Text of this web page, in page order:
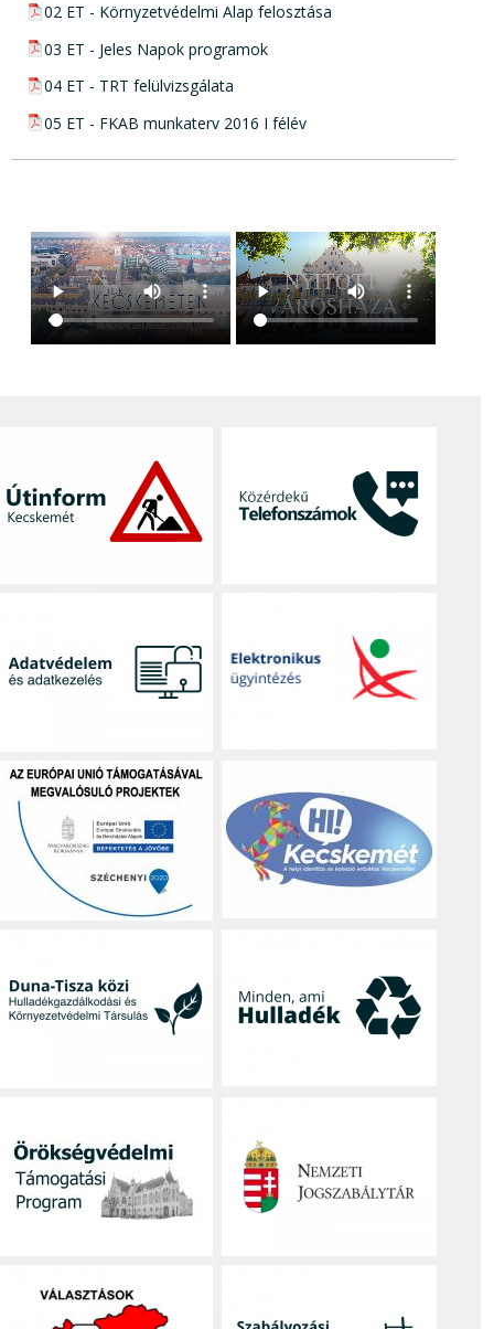
pdf csatolmány:
02 ET - Környzetvédelmi Alap felosztása
pdf csatolmány:
03 ET - Jeles Napok programok
pdf csatolmány:
04 ET - TRT felülvizsgálata
pdf csatolmány:
05 ET - FKAB munkaterv 2016 I félév